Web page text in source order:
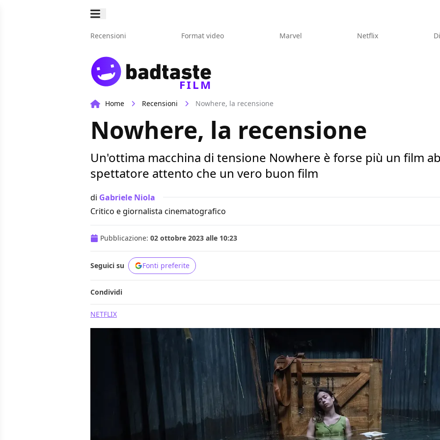
Recensioni Format video Marvel Netflix
FILM
Home Recensioni Nowhere, la recensione
Nowhere, la recensione
Un'ottima macchina di tensione Nowhere è forse più un film
spettatore attento che un vero buon film
di Gabriele Niola
Critico e giornalista cinematografico
Pubblicazione: 02 ottobre 2023 alle 10:23
Seguici su Fonti preferite
Condividi
NETFLIX